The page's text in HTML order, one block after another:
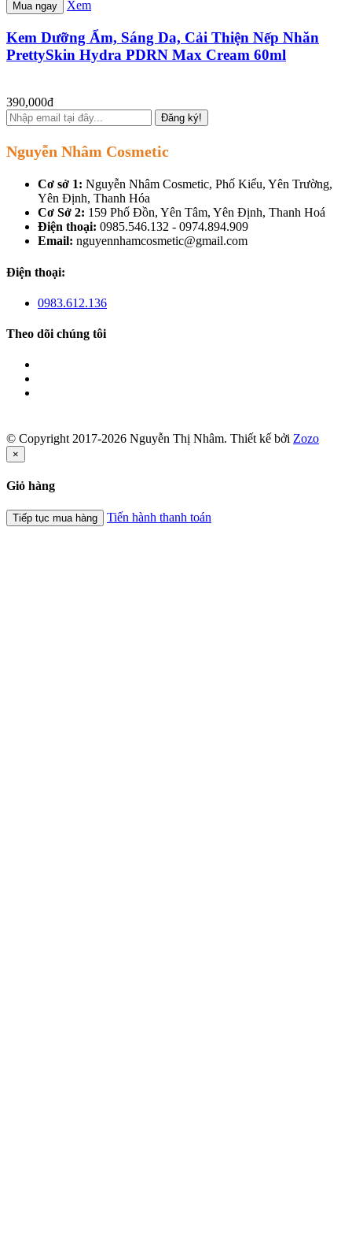
Mua ngay Xem
Kem Dưỡng Ẩm, Sáng Da, Cải Thiện Nếp Nhăn
PrettySkin Hydra PDRN Max Cream 60ml
390,000đ
Đăng ký!
Nguyễn Nhâm Cosmetic
Cơ sở 1: Nguyễn Nhâm Cosmetic, Phố Kiểu, Yên Trường,
Yên Định, Thanh Hóa
Cơ Sở 2: 159 Phố Đồn, Yên Tâm, Yên Định, Thanh Hoá
Điện thoại: 0985.546.132 - 0974.894.909
Email: nguyennhamcosmetic@gmail.com
Điện thoại:
0983.612.136
Theo dõi chúng tôi
© Copyright 2017-2026 Nguyễn Thị Nhâm. Thiết kế bởi Zozo
×
Giỏ hàng
Tiếp tục mua hàng Tiến hành thanh toán